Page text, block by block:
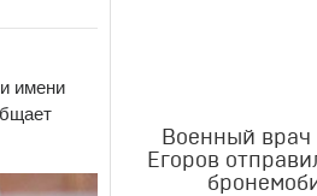
имени
Военный врач
Егоров